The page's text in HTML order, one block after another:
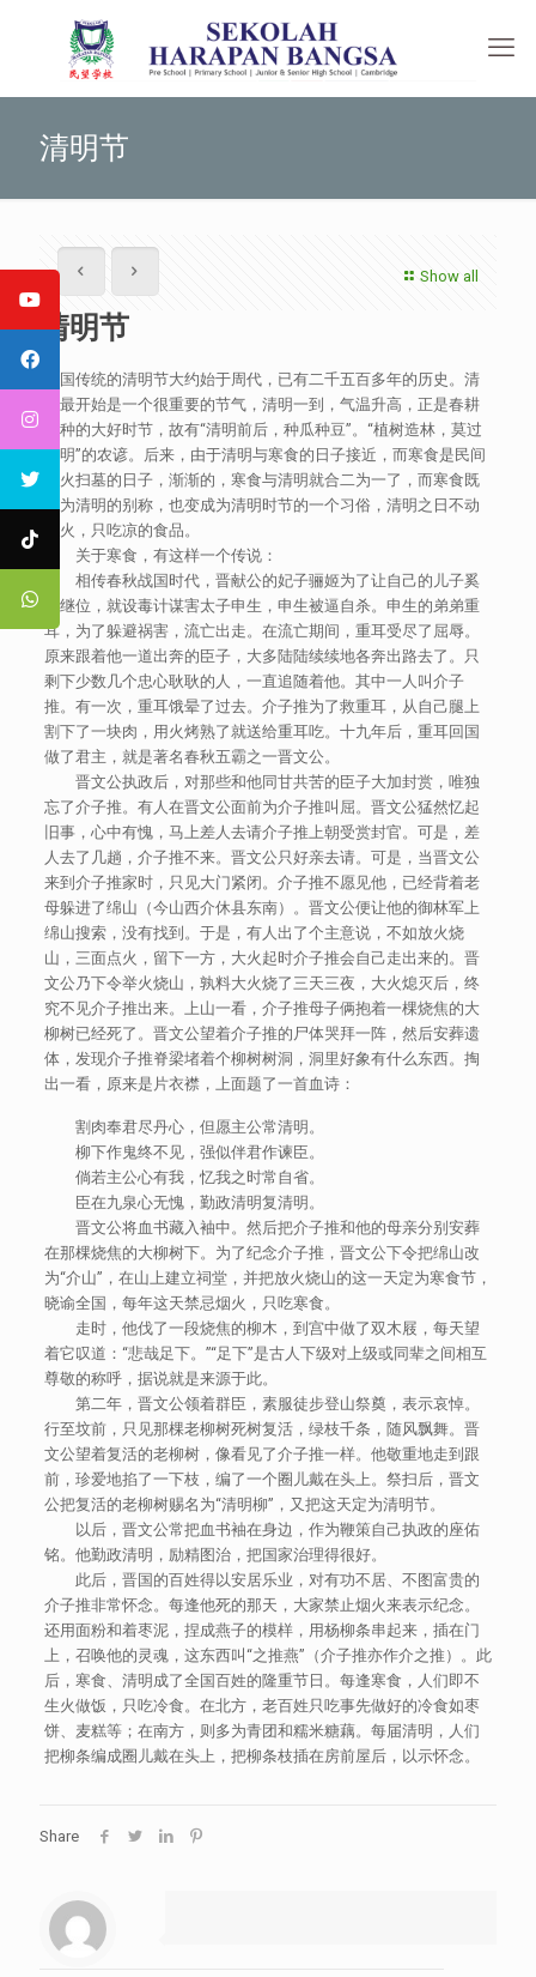
清明节
Show all
清明节
中国传统的清明节大约始于周代，已有二千五百多年的历史。清
明最开始是一个很重要的节气，清明一到，气温升高，正是春耕
春种的大好时节，故有“清明前后，种瓜种豆”。“植树造林，莫过
清明”的农谚。后来，由于清明与寒食的日子接近，而寒食是民间
禁火扫墓的日子，渐渐的，寒食与清明就合二为一了，而寒食既
成为清明的别称，也变成为清明时节的一个习俗，清明之日不动
烟火，只吃凉的食品。
关于寒食，有这样一个传说：
相传春秋战国时代，晋献公的妃子骊姬为了让自己的儿子奚
齐继位，就设毒计谋害太子申生，申生被逼自杀。申生的弟弟重
耳，为了躲避祸害，流亡出走。在流亡期间，重耳受尽了屈辱。
原来跟着他一道出奔的臣子，大多陆陆续续地各奔出路去了。只
剩下少数几个忠心耿耿的人，一直追随着他。其中一人叫介子
推。有一次，重耳饿晕了过去。介子推为了救重耳，从自己腿上
割下了一块肉，用火烤熟了就送给重耳吃。十九年后，重耳回国
做了君主，就是著名春秋五霸之一晋文公。
晋文公执政后，对那些和他同甘共苦的臣子大加封赏，唯独
忘了介子推。有人在晋文公面前为介子推叫屈。晋文公猛然忆起
旧事，心中有愧，马上差人去请介子推上朝受赏封官。可是，差
人去了几趟，介子推不来。晋文公只好亲去请。可是，当晋文公
来到介子推家时，只见大门紧闭。介子推不愿见他，已经背着老
母躲进了绵山（今山西介休县东南）。晋文公便让他的御林军上
绵山搜索，没有找到。于是，有人出了个主意说，不如放火烧
山，三面点火，留下一方，大火起时介子推会自己走出来的。晋
文公乃下令举火烧山，孰料大火烧了三天三夜，大火熄灭后，终
究不见介子推出来。上山一看，介子推母子俩抱着一棵烧焦的大
柳树已经死了。晋文公望着介子推的尸体哭拜一阵，然后安葬遗
体，发现介子推脊梁堵着个柳树树洞，洞里好象有什么东西。掏
出一看，原来是片衣襟，上面题了一首血诗：
割肉奉君尽丹心，但愿主公常清明。
柳下作鬼终不见，强似伴君作谏臣。
倘若主公心有我，忆我之时常自省。
臣在九泉心无愧，勤政清明复清明。
晋文公将血书藏入袖中。然后把介子推和他的母亲分别安葬
在那棵烧焦的大柳树下。为了纪念介子推，晋文公下令把绵山改
为“介山”，在山上建立祠堂，并把放火烧山的这一天定为寒食节，
晓谕全国，每年这天禁忌烟火，只吃寒食。
走时，他伐了一段烧焦的柳木，到宫中做了双木屐，每天望
着它叹道：“悲哉足下。”“足下”是古人下级对上级或同辈之间相互
尊敬的称呼，据说就是来源于此。
第二年，晋文公领着群臣，素服徒步登山祭奠，表示哀悼。
行至坟前，只见那棵老柳树死树复活，绿枝千条，随风飘舞。晋
文公望着复活的老柳树，像看见了介子推一样。他敬重地走到跟
前，珍爱地掐了一下枝，编了一个圈儿戴在头上。祭扫后，晋文
公把复活的老柳树赐名为“清明柳”，又把这天定为清明节。
以后，晋文公常把血书袖在身边，作为鞭策自己执政的座佑
铭。他勤政清明，励精图治，把国家治理得很好。
此后，晋国的百姓得以安居乐业，对有功不居、不图富贵的
介子推非常怀念。每逢他死的那天，大家禁止烟火来表示纪念。
还用面粉和着枣泥，捏成燕子的模样，用杨柳条串起来，插在门
上，召唤他的灵魂，这东西叫“之推燕”（介子推亦作介之推）。此
后，寒食、清明成了全国百姓的隆重节日。每逢寒食，人们即不
生火做饭，只吃冷食。在北方，老百姓只吃事先做好的冷食如枣
饼、麦糕等；在南方，则多为青团和糯米糖藕。每届清明，人们
把柳条编成圈儿戴在头上，把柳条枝插在房前屋后，以示怀念。
Share